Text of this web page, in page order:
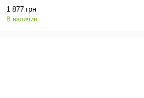
1 877 грн
В наличии